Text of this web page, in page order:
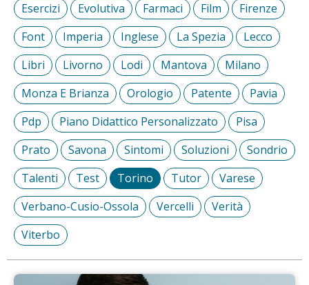
Esercizi
Evolutiva Farmaci Film
Firenze
Font
Imperia Inglese La Spezia
Lecco
Libri
Livorno Lodi Mantova
Milano
Monza E Brianza
Orologio Patente
Pavia
Pdp
Piano Didattico Personalizzato
Pisa
Prato
Savona Sintomi Soluzioni
Sondrio
Talenti
Test Torino Tutor
Varese
Verbano-Cusio-Ossola
Vercelli
Verità
Viterbo